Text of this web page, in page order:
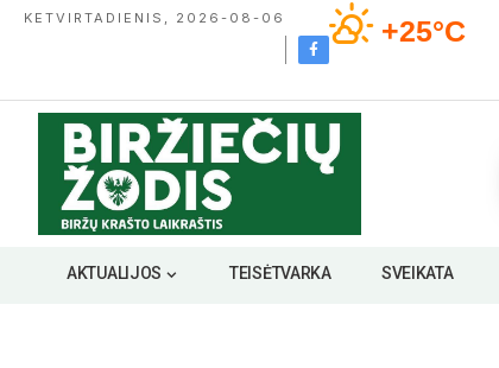
KETVIRTADIENIS, 2026-08-06 +25°C
AKTUALIJOS TEISĖTVARKA SVEIKATA